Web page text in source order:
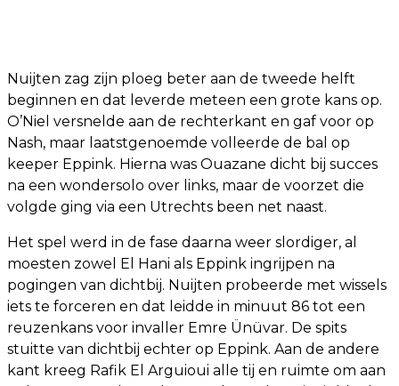
Nuijten zag zijn ploeg beter aan de tweede helft
beginnen en dat leverde meteen een grote kans op.
O’Niel versnelde aan de rechterkant en gaf voor op
Nash, maar laatstgenoemde volleerde de bal op
keeper Eppink. Hierna was Ouazane dicht bij succes
na een wondersolo over links, maar de voorzet die
volgde ging via een Utrechts been net naast.
Het spel werd in de fase daarna weer slordiger, al
moesten zowel El Hani als Eppink ingrijpen na
pogingen van dichtbij. Nuijten probeerde met wissels
iets te forceren en dat leidde in minuut 86 tot een
reuzenkans voor invaller Emre Ünüvar. De spits
stuitte van dichtbij echter op Eppink. Aan de andere
kant kreeg Rafik El Arguioui alle tij en ruimte om aan